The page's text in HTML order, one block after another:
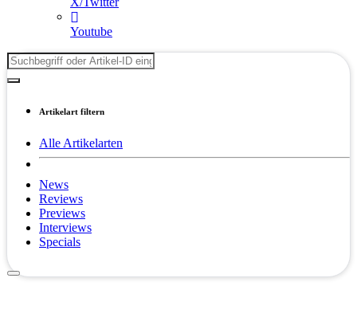
Youtube
Artikelart filtern
Alle Artikelarten
News
Reviews
Previews
Interviews
Specials